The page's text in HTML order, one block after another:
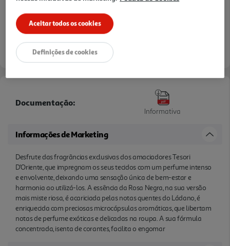
Documentação:
Informativa
Informações de Marketing
Desfrute das fragrâncias exclusivas dos amaciadores Tesori
D'Oriente, que impregnam os seus tecidos com um perfume intenso
e envolvente, deixando uma sensação única de bem-estar e
harmonia ao utilizá-los. A essência da Rosa Negra, na sua versão
mais miste riosa, é acariciada pelas notas quentes do Ládano, é
enriquecida com preciosas microcápsulas aromáticas, que libertam
notas de perfume exóticas e delicadas na roupa. A sua fórmula
concentrada, isenta de corantes, facilita o engomar
Aceitar todos os cookies
Definições de cookies